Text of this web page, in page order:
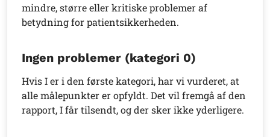
mindre, større eller kritiske problemer af
betydning for patientsikkerheden.
Ingen problemer (kategori 0)
Hvis I er i den første kategori, har vi vurderet, at
alle målepunkter er opfyldt. Det vil fremgå af den
rapport, I får tilsendt, og der sker ikke yderligere.